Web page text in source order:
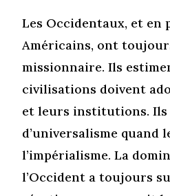
Les Occidentaux, et
Américains, ont
missionnaire. Ils
civilisations doivent
et leurs institutions.
d’universalisme quand
l’impérialisme. La
l’Occident a toujours